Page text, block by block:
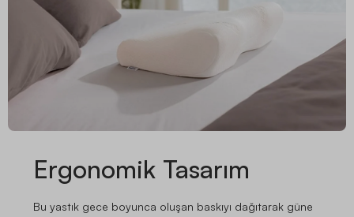
Ergonomik Tasarım
Bu yastık gece boyunca oluşan baskıyı dağıtarak güne